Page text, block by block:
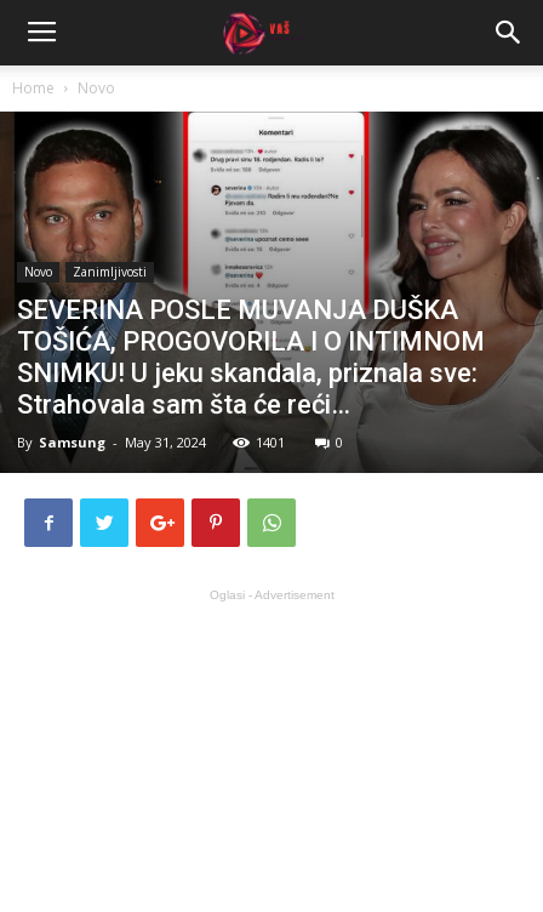
Home Novo
Novo Zanimljivosti
SEVERINA POSLE MUVANJA DUŠKA
TOŠIĆA, PROGOVORILA I O INTIMNOM
SNIMKU! U jeku skandala, priznala sve:
Strahovala sam šta će reći…
By Samsung - May 31, 2024 1401 0
Oglasi - Advertisement